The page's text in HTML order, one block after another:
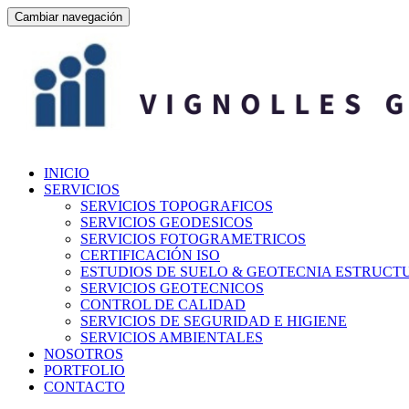
Cambiar navegación
INICIO
SERVICIOS
SERVICIOS TOPOGRAFICOS
SERVICIOS GEODESICOS
SERVICIOS FOTOGRAMETRICOS
CERTIFICACIÓN ISO
ESTUDIOS DE SUELO & GEOTECNIA
SERVICIOS GEOTECNICOS
CONTROL DE CALIDAD
SERVICIOS DE SEGURIDAD E HIGIENE
SERVICIOS AMBIENTALES
NOSOTROS
PORTFOLIO
CONTACTO